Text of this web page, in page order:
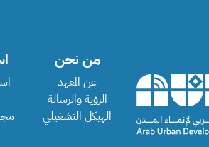
من نحن
عن المعهد
الرؤية والرسالة
الهيكل التشغيلي